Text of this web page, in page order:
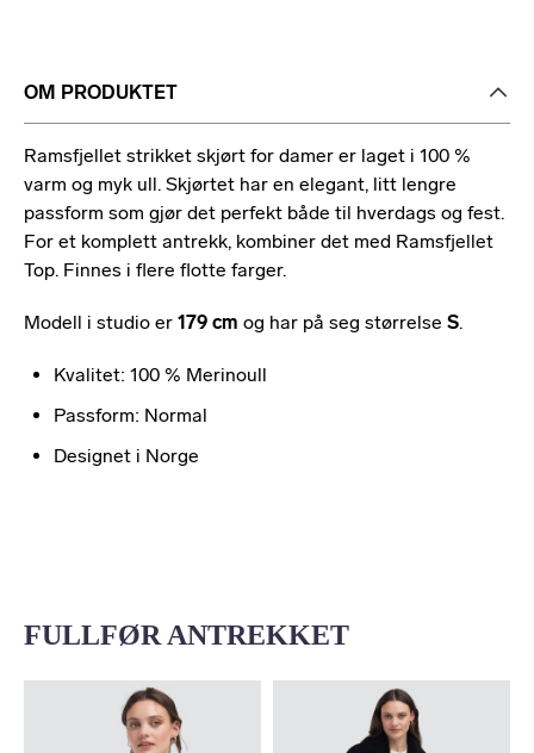
OM PRODUKTET
Ramsfjellet strikket skjørt for damer er laget i 100 %
varm og myk ull. Skjørtet har en elegant, litt lengre
passform som gjør det perfekt både til hverdags og fest.
For et komplett antrekk, kombiner det med Ramsfjellet
Top. Finnes i flere flotte farger.
Modell i studio er 179 cm og har på seg størrelse S.
Kvalitet: 100 % Merinoull
Passform: Normal
Designet i Norge
FULLFØR ANTREKKET